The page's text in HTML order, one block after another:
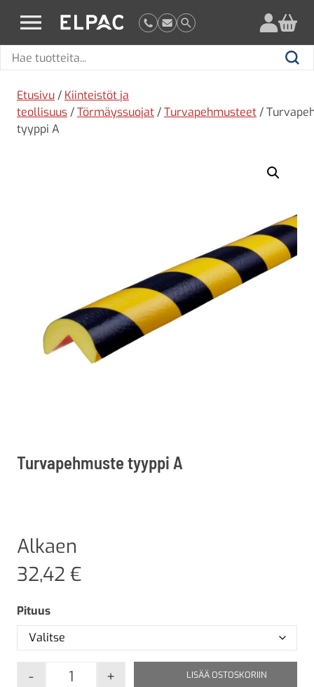
elpac.fi
Hae
Hae
Etusivu / Kiinteistöt ja
teollisuus /Törmäyssuojat /Turvapehmusteet /
tyyppi A
Turvapehmuste tyyppi A
Alkaen
32,42 €
Pituus
- + LISÄÄ OSTOSKORIIN